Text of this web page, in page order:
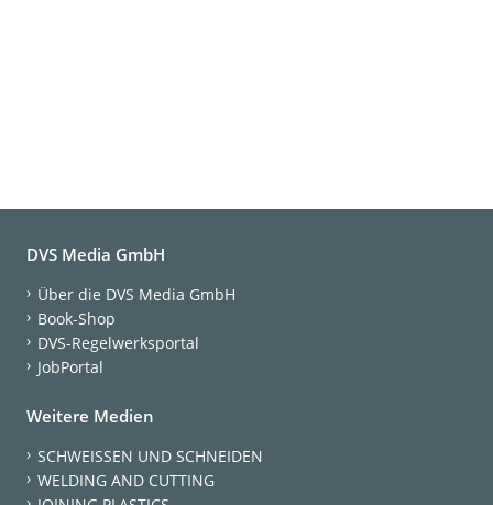
DVS Media GmbH
Über die DVS Media GmbH
Book-Shop
DVS-Regelwerksportal
JobPortal
Weitere Medien
SCHWEISSEN UND SCHNEIDEN
WELDING AND CUTTING